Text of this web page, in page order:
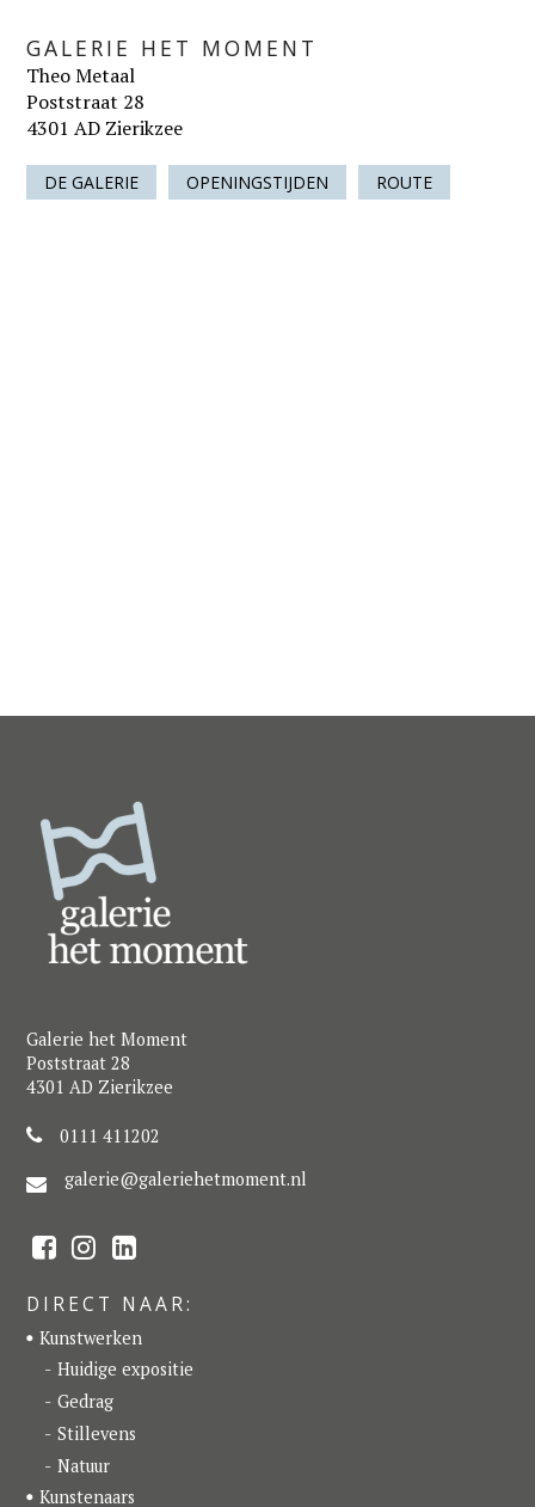
GALERIE HET MOMENT
Theo Metaal
Poststraat 28
4301 AD Zierikzee
DE GALERIE OPENINGSTIJDEN ROUTE
Galerie het Moment
Poststraat 28
4301 AD Zierikzee
0111 411202
galerie@galeriehetmoment.nl
F
a
e
b
o
o
k
t
a
g
r
a
m
L
i
k
e
d
I
n
DIRECT NAAR:
Kunstwerken
Huidige expositie
Gedrag
Stillevens
Natuur
Kunstenaars